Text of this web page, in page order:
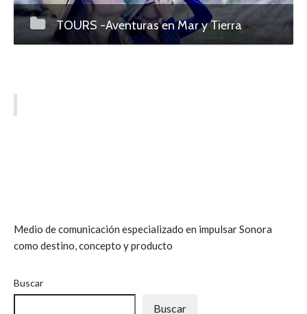
TOURS -Aventuras en Mar y Tierra
Medio de comunicación especializado en impulsar Sonora
como destino, concepto y producto
Buscar
Buscar